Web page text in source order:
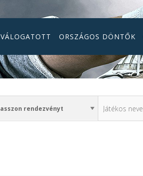
VÁLOGATOTT ORSZÁGOS DÖNTŐK